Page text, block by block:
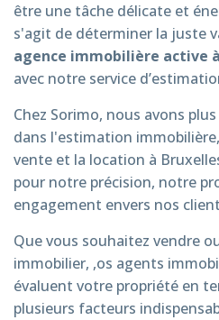
être une tâche délicate et
s'agit de déterminer la juste
agence immobilière active
avec notre service
Chez Sorimo, nous avons
dans l'estimation
vente et la location à
pour notre précision, notre
engagement envers nos
Que vous souhaitez vendre
immobilier, ,os agents
évaluent votre propriété en
plusieurs facteurs